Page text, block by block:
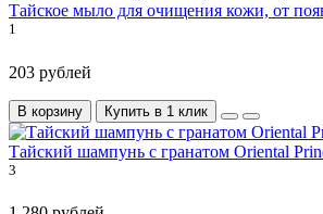
Тайское мыло для очищения кожи, от
1
203 рублей
В корзину Купить в 1 клик
Тайский шампунь с гранатом Oriental
3